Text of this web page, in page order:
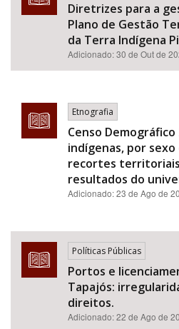
Diretrizes para a
Plano de Gestão
da Terra Indígena
Adicionado:30 de Out de
Etnografia
Censo
indígenas, por
recortes
resultados do
Adicionado:23 de Ago de
Políticas Públicas
Portos e
Tapajós:
direitos.
Adicionado:22 de Ago de